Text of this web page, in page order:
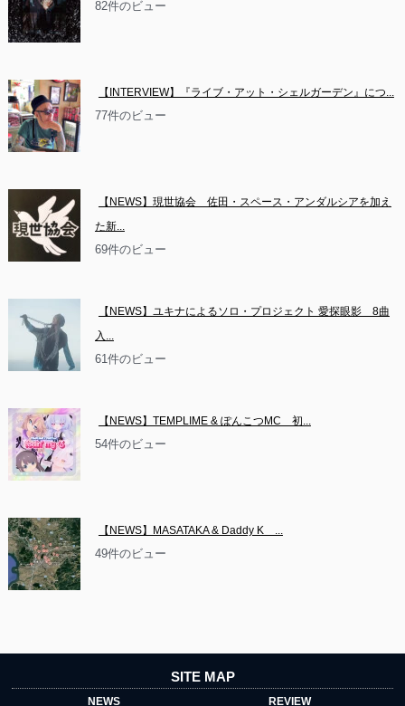
82件のビュー
【INTERVIEW】『ライブ・アット・シェルガーデン』につ...
77件のビュー
【NEWS】現世協会　佐田・スペース・アンダルシアを加え
た新...
69件のビュー
【NEWS】ユキナによるソロ・プロジェクト 愛探眼影　8曲
入...
61件のビュー
【NEWS】TEMPLIME & ぽんこつMC　初...
54件のビュー
【NEWS】MASATAKA & Daddy K　...
49件のビュー
SITE MAP
NEWS REVIEW